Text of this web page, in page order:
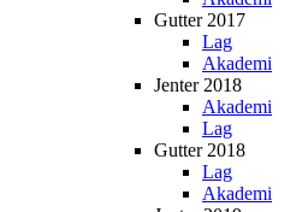
Gutter 2017
Lag
Akademi
Jenter 2018
Akademi
Lag
Gutter 2018
Lag
Akademi